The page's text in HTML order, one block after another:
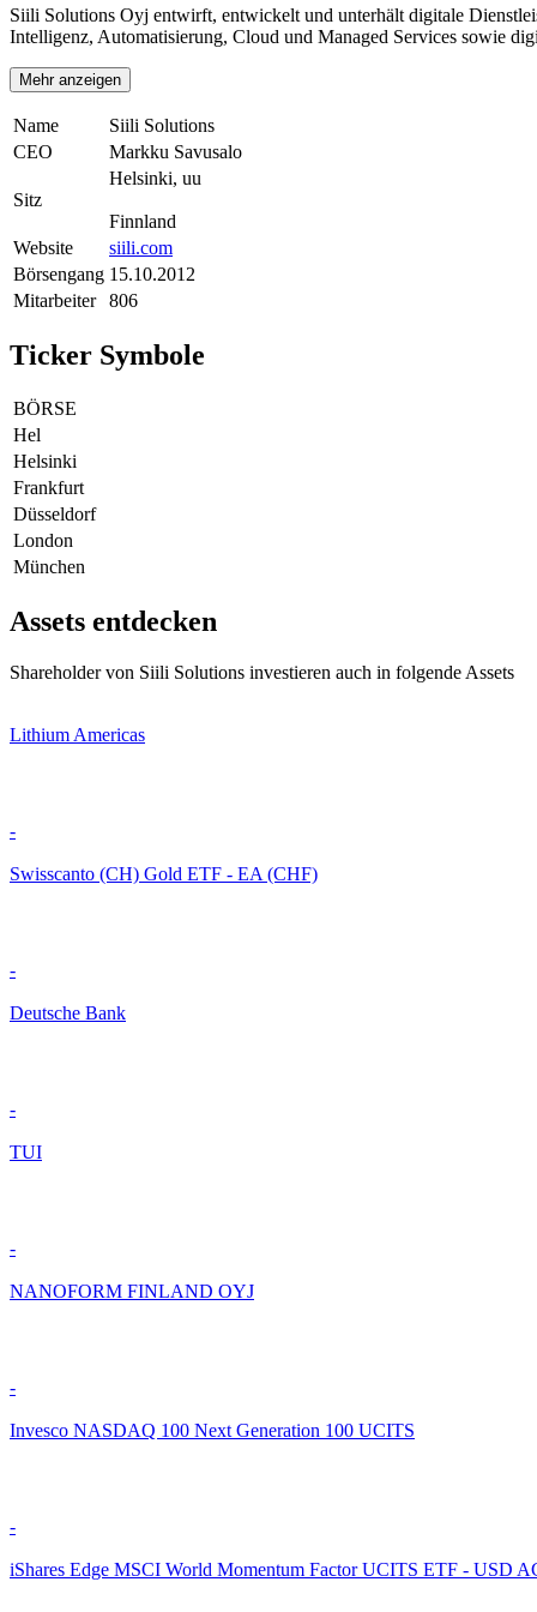
Siili Solutions Oyj entwirft, entwickelt und unterhält digitale
Intelligenz, Automatisierung, Cloud und Managed Services sowie
Mehr anzeigen
Name
Siili Solutions
CEO
Markku Savusalo
Sitz
Helsinki, uu
Finnland
Website
siili.com
Börsengang 15.10.2012
Mitarbeiter
806
Ticker Symbole
BÖRSE
Hel
Helsinki
Frankfurt
Düsseldorf
London
München
Assets entdecken
Shareholder von Siili Solutions investieren auch in folgende Assets
Lithium Americas
-
Swisscanto (CH) Gold ETF - EA (CHF)
-
Deutsche Bank
-
TUI
-
NANOFORM FINLAND OYJ
-
Invesco NASDAQ 100 Next Generation 100 UCITS
-
iShares Edge MSCI World Momentum Factor UCITS ETF - USD